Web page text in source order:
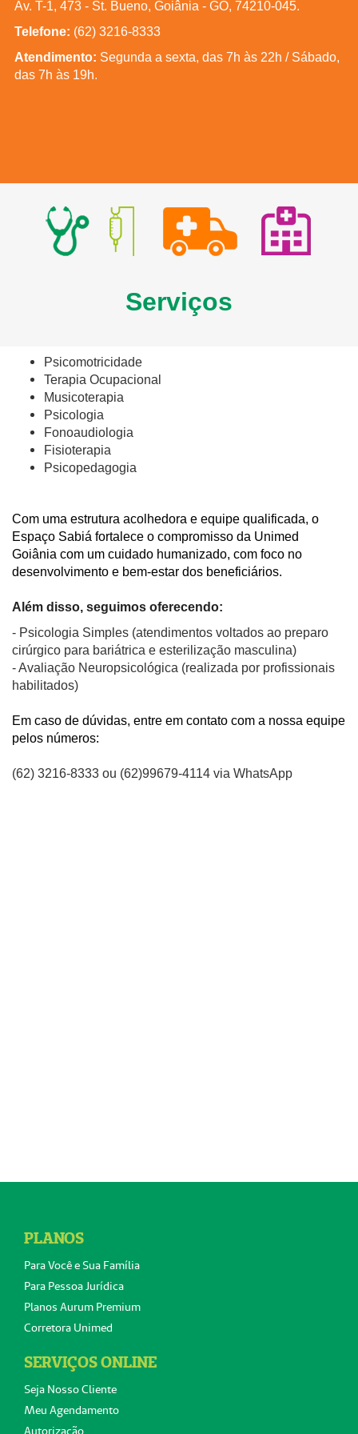
Av. T-1, 473 - St. Bueno, Goiânia - GO, 74210-045.
Telefone: (62) 3216-8333
Atendimento: Segunda a sexta, das 7h às 22h / Sábado,
das 7h às 19h.
Serviços
Psicomotricidade
Terapia Ocupacional
Musicoterapia
Psicologia
Fonoaudiologia
Fisioterapia
Psicopedagogia
Com uma estrutura acolhedora e equipe qualificada, o
Espaço Sabiá fortalece o compromisso da Unimed
Goiânia com um cuidado humanizado, com foco no
desenvolvimento e bem-estar dos beneficiários.
Além disso, seguimos oferecendo:
- Psicologia Simples (atendimentos voltados ao preparo
cirúrgico para bariátrica e esterilização masculina)
- Avaliação Neuropsicológica (realizada por profissionais
habilitados)
Em caso de dúvidas, entre em contato com a nossa equipe
pelos números:
(62) 3216-8333 ou (62)99679-4114 via WhatsApp
PLANOS
Para Você e Sua Família
Para Pessoa Jurídica
Planos Aurum Premium
Corretora Unimed
SERVIÇOS ONLINE
Seja Nosso Cliente
Meu Agendamento
Autorização